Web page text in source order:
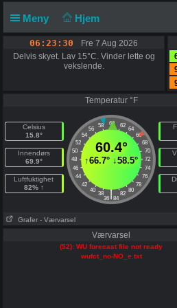
Meny Hjem
06:23:30
Fre 7 Aug 2026
Delvis skyet. Lav 15°C. Vinder lette og
vekslende.
Temperatur °F
Celsius
15.8°
Innendørs
69.9°
Luftfuktighet
82% ↑
60
58 62
56
64
54
66
52
68
50
70
48
72
46
74
44
76
42
78
40
80
38 82
|
36 84
60.4°
↑66.7° ↓58.5°
Grafer - Værvarsel
Værvarsel
(52): WU forecast file not ready
wufct_no-NO_e.txt